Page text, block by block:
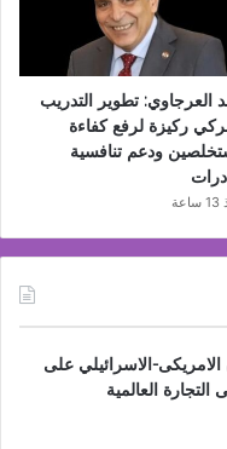
العرجاوي: تطوير التدريب
ركيزة لرفع كفاءة
ودعم تنافسية
الاسرائيلي على
التجارة العالمية